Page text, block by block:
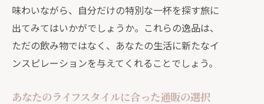
味わいながら、自分だけの特別な一杯を探す旅に
出てみてはいかがでしょうか。これらの逸品は、
ただの飲み物ではなく、あなたの生活に新たなイ
ンスピレーションを与えてくれることでしょう。
あなたのライフスタイルに合った通販の選択